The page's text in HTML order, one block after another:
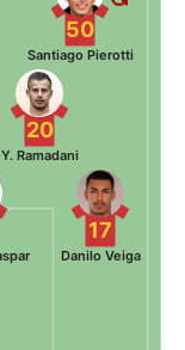
17
Danilo Veiga
20
Y. Ramadani
50
Santiago Pierotti